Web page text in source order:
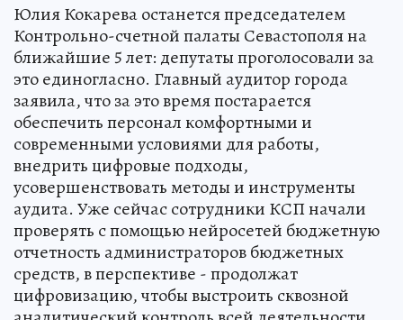
Юлия Кокарева останется председателем
Контрольно-счетной палаты Севастополя на
ближайшие 5 лет: депутаты проголосовали за
это единогласно. Главный аудитор города
заявила, что за это время постарается
обеспечить персонал комфортными и
современными условиями для работы,
внедрить цифровые подходы,
усовершенствовать методы и инструменты
аудита. Уже сейчас сотрудники КСП начали
проверять с помощью нейросетей бюджетную
отчетность администраторов бюджетных
средств, в перспективе - продолжат
цифровизацию, чтобы выстроить сквозной